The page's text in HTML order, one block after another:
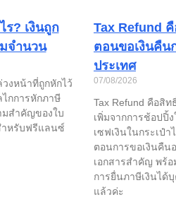
? เงินถูก
จำนวน
งหน้าที่ถูกหักไว้
กการหักภาษี
มสำคัญของใบ
หรับฟรีแลนซ์
Tax Refund
ตอนขอเงินคืน
ประเทศ
07/08/2026
Tax Refund คือสิ
เพิ่มจากการช้อปปิ้
เซฟเงินในกระเป๋
ตอนการขอเงินคืน
เอกสารสำคัญ พร้
การยื่นภาษีเงินได้
แล้วค่ะ